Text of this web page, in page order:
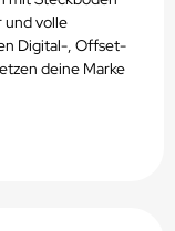
und volle
Digital-, Offset-
deine Marke